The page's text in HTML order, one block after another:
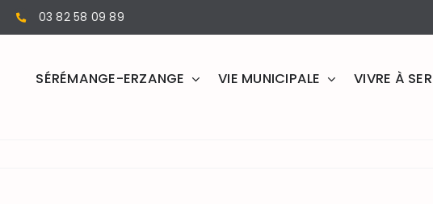
03 82 58 09 89
SÉRÉMANGE-ERZANGE VIE MUNICIPALE VIVRE À